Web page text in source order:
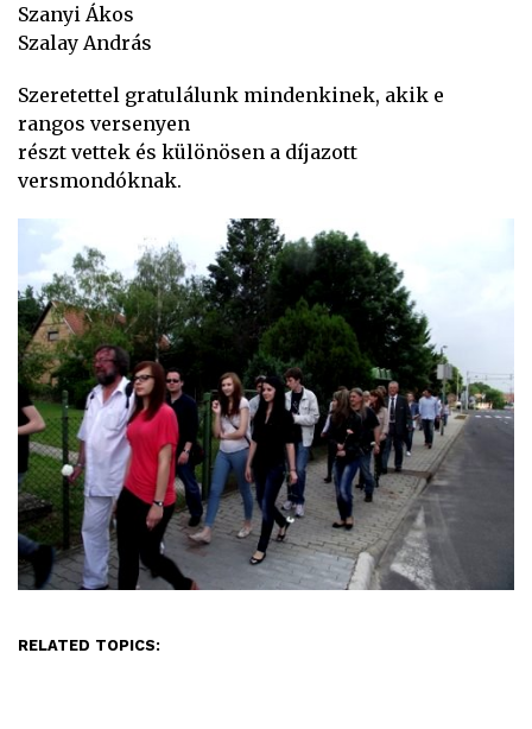
Szanyi Ákos
Szalay András
Szeretettel gratulálunk mindenkinek, akik e
rangos versenyen
részt vettek és különösen a díjazott
versmondóknak.
RELATED TOPICS: